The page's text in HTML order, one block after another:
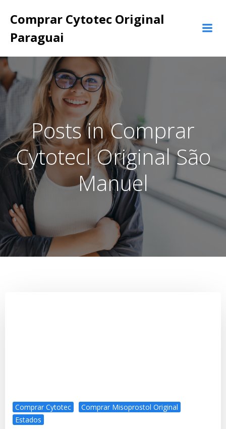
para
Comprar Cytotec Original
Paraguai
Posts in Comprar
Cytotecl Original São
Manuel
Comprar Cytotec
Comprar Misoprostol Original
Estados